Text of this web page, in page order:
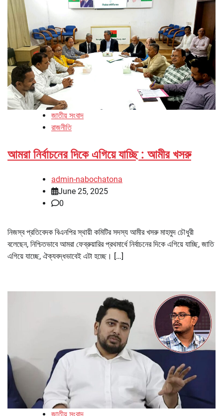
জাতীয় সংবাদ
রাজনীতি
আমরা নির্বাচনের দিকে এগিয়ে যাচ্ছি : আমীর খসরু
admin-nabochatona
June 25, 2025
0
নিজস্ব প্রতিবেদক বিএনপির স্থায়ী কমিটির সদস্য আমীর খসরু মাহমুদ চৌধুরী
বলেছেন, নিশ্চিতভাবে আমরা ফেব্রুয়ারির প্রথমার্ধে নির্বাচনের দিকে এগিয়ে যাচ্ছি, জাতি
এগিয়ে যাচ্ছে, ঐক্যবদ্ধভাবেই এটা হচ্ছে। […]